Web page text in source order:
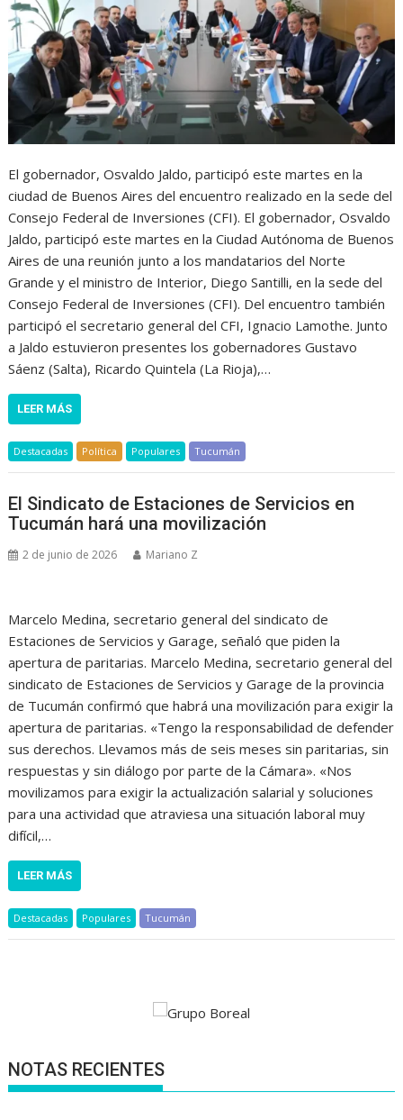
El gobernador, Osvaldo Jaldo, participó este martes en la
ciudad de Buenos Aires del encuentro realizado en la sede del
Consejo Federal de Inversiones (CFI). El gobernador, Osvaldo
Jaldo, participó este martes en la Ciudad Autónoma de Buenos
Aires de una reunión junto a los mandatarios del Norte
Grande y el ministro de Interior, Diego Santilli, en la sede del
Consejo Federal de Inversiones (CFI). Del encuentro también
participó el secretario general del CFI, Ignacio Lamothe. Junto
a Jaldo estuvieron presentes los gobernadores Gustavo
Sáenz (Salta), Ricardo Quintela (La Rioja),…
LEER MÁS
Destacadas Política Populares Tucumán
El Sindicato de Estaciones de Servicios en
Tucumán hará una movilización
2 de junio de 2026 Mariano Z
Marcelo Medina, secretario general del sindicato de
Estaciones de Servicios y Garage, señaló que piden la
apertura de paritarias. Marcelo Medina, secretario general del
sindicato de Estaciones de Servicios y Garage de la provincia
de Tucumán confirmó que habrá una movilización para exigir la
apertura de paritarias. «Tengo la responsabilidad de defender
sus derechos. Llevamos más de seis meses sin paritarias, sin
respuestas y sin diálogo por parte de la Cámara». «Nos
movilizamos para exigir la actualización salarial y soluciones
para una actividad que atraviesa una situación laboral muy
difícil,…
LEER MÁS
Destacadas Populares Tucumán
NOTAS RECIENTES